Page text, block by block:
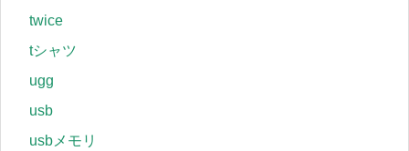
twice
tシャツ
ugg
usb
usbメモリ